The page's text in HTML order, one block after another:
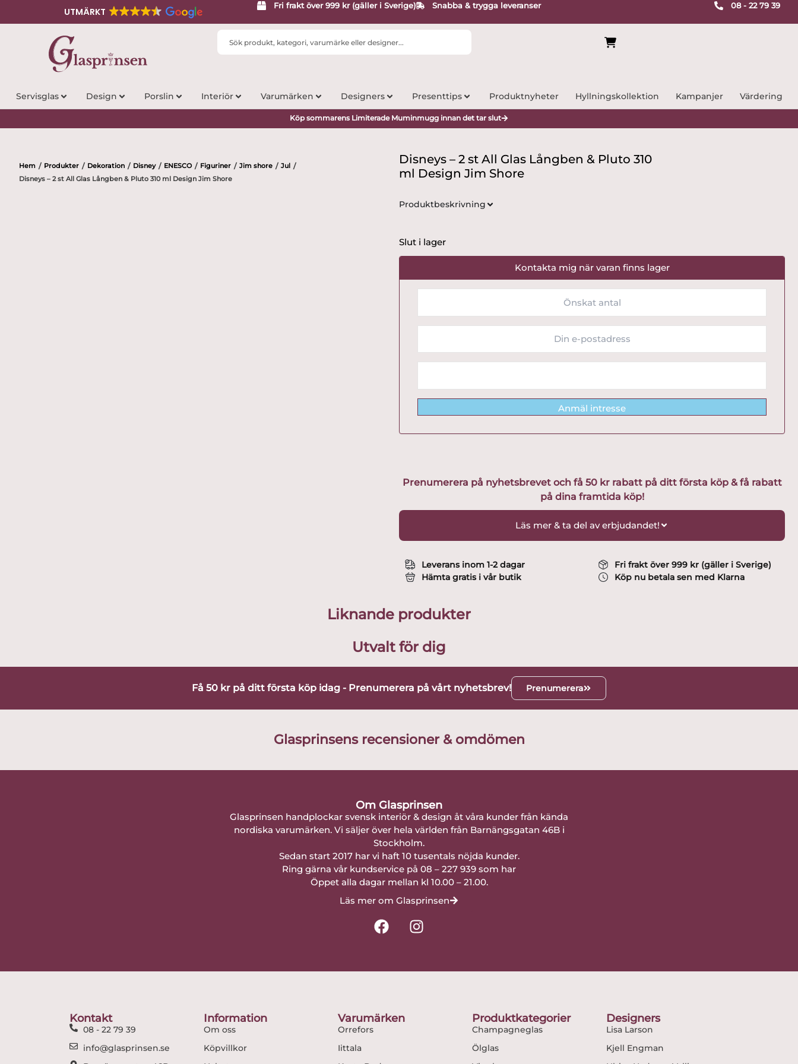
UTMÄRKT
Fri frakt över 999 kr (gäller i Sverige) Snabba & trygga leveranser 08 - 22 79 39
Search
Servisglas Design Porslin Interiör Varumärken Designers Presenttips Produktnyheter Hyllningskollektion Kampanjer Värdering
Köp sommarens Limiterade Muminmugg innan det tar slut
Hem / Produkter / Dekoration / Disney / ENESCO / Figuriner / Jim shore / Jul /
Disneys – 2 st All Glas Långben & Pluto 310 ml Design Jim Shore
Disneys – 2 st All Glas Långben & Pluto 310
ml Design Jim Shore
Produktbeskrivning
Slut i lager
Kontakta mig när varan finns lager
Anmäl intresse
Prenumerera på nyhetsbrevet och få 50 kr rabatt på ditt första köp & få rabatt
på dina framtida köp!
Läs mer & ta del av erbjudandet!
Leverans inom 1-2 dagar
Hämta gratis i vår butik
Fri frakt över 999 kr (gäller i Sverige)
Köp nu betala sen med Klarna
Liknande produkter
Utvalt för dig
Få 50 kr på ditt första köp idag - Prenumerera på vårt nyhetsbrev! Prenumerera
Glasprinsens recensioner & omdömen
Om Glasprinsen
Glasprinsen handplockar svensk interiör & design åt våra kunder från kända
nordiska varumärken. Vi säljer över hela världen från Barnängsgatan 46B i
Stockholm.
Sedan start 2017 har vi haft 10 tusentals nöjda kunder.
Ring gärna vår kundservice på 08 – 227 939 som har
Öppet alla dagar mellan kl 10.00 – 21.00.
Läs mer om Glasprinsen
F
a
k
I
n
Kontakt
08 - 22 79 39
info@glasprinsen.se
Information
Om oss
Köpvillkor
Varumärken
Orrefors
Iittala
Produktkategorier
Champagneglas
Ölglas
Designers
Lisa Larson
Kjell Engman